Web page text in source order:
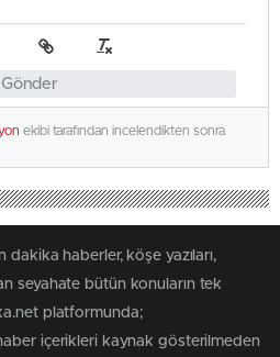
Gönder
ekibi tarafından incelendikten sonra
dakika haberler, köşe yazıları,
seyahate bütün konuların tek
platformunda;
içerikleri kaynak gösterilmeden